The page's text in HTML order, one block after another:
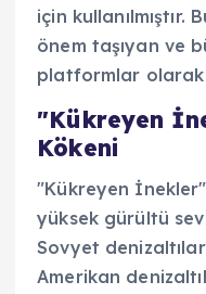
için kullanılmıştır.
önem taşıyan ve
platformlar
"Kükreyen
Kökeni
"Kükreyen
yüksek gürültü
Sovyet
Amerikan